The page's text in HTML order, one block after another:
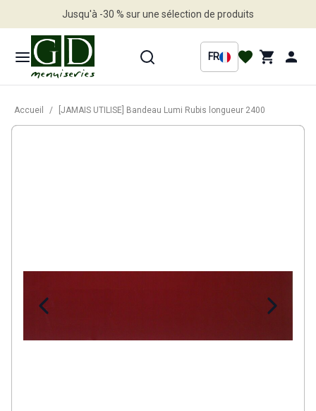
Jusqu'à -30 % sur une sélection de produits
FR
Accueil / [JAMAIS UTILISE] Bandeau Lumi Rubis longueur 2400